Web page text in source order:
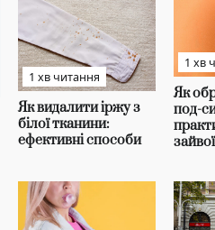
1 хв читання
Як видалити іржу з
білої тканини:
ефективні способи
1 хв
Як
под-